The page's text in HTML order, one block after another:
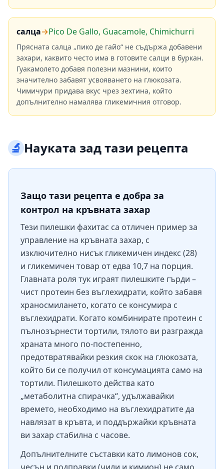
салца→Pico De Gallo, Guacamole, Chimichurri
Прясната салца „пико де гайо“ не съдържа добавени
захари, каквито често има в готовите салци в буркан.
Гуакамолето добавя полезни мазнини, които
значително забавят усвояването на глюкозата.
Чимичури придава вкус чрез зехтина, който
допълнително намалява гликемичния отговор.
🔬Науката зад тази рецепта
Защо тази рецепта е добра за
контрол на кръвната захар
Тези пилешки фахитас са отличен пример за
управление на кръвната захар, с
изключително нисък гликемичен индекс (28)
и гликемичен товар от едва 10,7 на порция.
Главната роля тук играят пилешките гърди –
чист протеин без въглехидрати, който забавя
храносмилането, когато се консумира с
въглехидрати. Когато комбинирате протеин с
пълнозърнести тортили, тялото ви разгражда
храната много по-постепенно,
предотвратявайки резкия скок на глюкозата,
който би се получил от консумацията само на
тортили. Пилешкото действа като
„метаболитна спирачка“, удължавайки
времето, необходимо на въглехидратите да
навлязат в кръвта, и поддържайки кръвната
ви захар стабилна с часове.
Допълнителните съставки като лимонов сок,